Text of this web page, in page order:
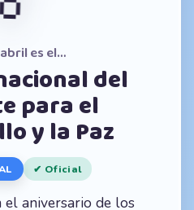
es el…
del
para el
y la Paz
✔ Oficial
aniversario de los